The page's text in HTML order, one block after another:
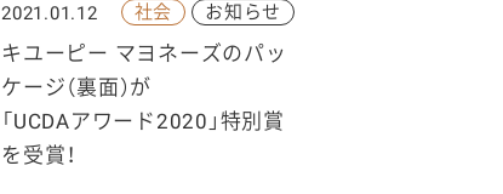
社会 お知らせ
2021.01.12
キユーピー マヨネーズのパッ
ケージ（裏面）が
「UCDAアワード2020」特別賞
を受賞！